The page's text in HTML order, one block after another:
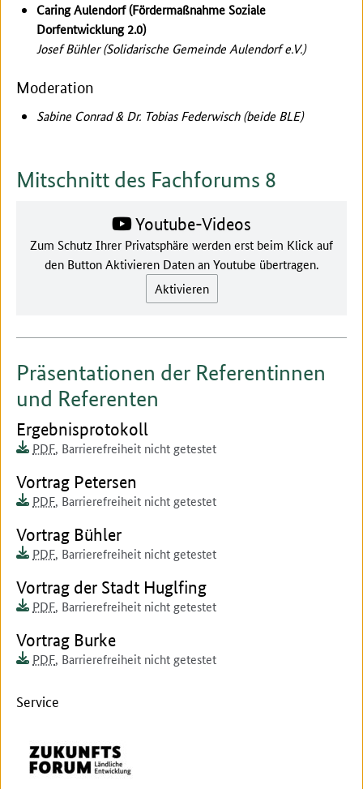
Caring Aulendorf (Fördermaßnahme Soziale
Dorfentwicklung 2.0)
Josef Bühler (Solidarische Gemeinde Aulendorf e.V.)
Moderation
Sabine Conrad & Dr. Tobias Federwisch (beide BLE)
Mitschnitt des Fachforums 8
Youtube-Videos
Zum Schutz Ihrer Privatsphäre werden erst beim Klick auf
den Button Aktivieren Daten an Youtube übertragen.
Aktivieren
Präsentationen der Referentinnen
und Referenten
Dokument zum runterladen:
Ergebnisprotokoll
Dokumentenformat:
PDF
Barrierefreiheit:
Dieses Dokument ist auf
, Barrierefreiheit nicht getestet
Dokument zum runterladen:
Vortrag Petersen
Dokumentenformat:
PDF
Barrierefreiheit:
Dieses Dokument ist auf
, Barrierefreiheit nicht getestet
Dokument zum runterladen:
Vortrag Bühler
Dokumentenformat:
PDF
Barrierefreiheit:
Dieses Dokument ist auf
, Barrierefreiheit nicht getestet
Dokument zum runterladen:
Vortrag der Stadt Huglfing
Dokumentenformat:
PDF
Barrierefreiheit:
Dieses Dokument ist auf
, Barrierefreiheit nicht getestet
Dokument zum runterladen:
Vortrag Burke
Dokumentenformat:
PDF
Barrierefreiheit:
Dieses Dokument ist auf
, Barrierefreiheit nicht getestet
Service